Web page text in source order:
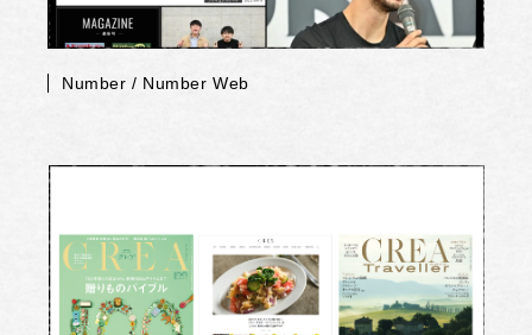
Number / Number Web